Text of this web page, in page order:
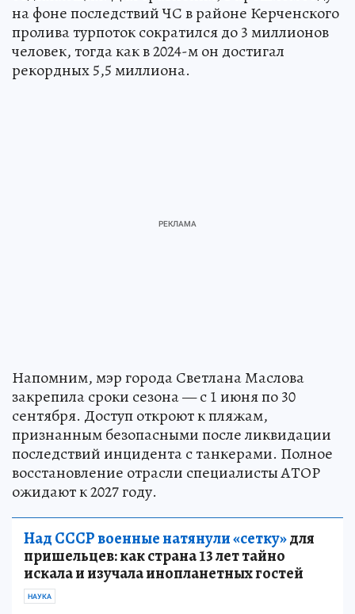
отдыхающих. Для сравнения, в прошлом году
на фоне последствий ЧС в районе Керченского
пролива турпоток сократился до 3 миллионов
человек, тогда как в 2024-м он достигал
Напомним, мэр города Светлана Маслова
закрепила сроки сезона — с 1 июня по 30
сентября. Доступ откроют к пляжам,
признанным безопасными после ликвидации
последствий инцидента с танкерами. Полное
восстановление отрасли специалисты АТОР
ожидают к 2027 году.
Над СССР военные натянули «сетку»для
пришельцев: как страна 13 лет тайно
искала и изучала инопланетных гостей